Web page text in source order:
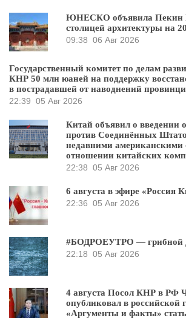
ЮНЕСКО объявила Пекин
столицей архитектуры на
09:38 06 Авг 2026
Государственный комитет по делам
КНР 50 млн юаней на поддержку
в пострадавшей от наводнений
22:39 05 Авг 2026
Китай объявил о введении
против Соединённых
недавними американскими
отношении китайских
22:38 05 Авг 2026
6 августа в эфире «Россия
22:36 05 Авг 2026
#БОДРОЕУТРО — грибной
22:18 05 Авг 2026
4 августа Посол КНР в РФ
опубликовал в российской
«Аргументы и факты»